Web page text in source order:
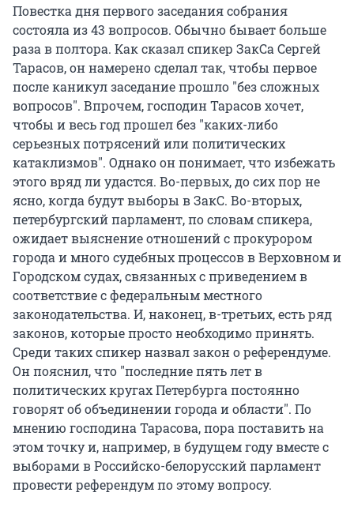
Повестка дня первого заседания собрания
состояла из 43 вопросов. Обычно бывает больше
раза в полтора. Как сказал спикер ЗакСа Сергей
Тарасов, он намерено сделал так, чтобы первое
после каникул заседание прошло "без сложных
вопросов". Впрочем, господин Тарасов хочет,
чтобы и весь год прошел без "каких-либо
серьезных потрясений или политических
катаклизмов". Однако он понимает, что избежать
этого вряд ли удастся. Во-первых, до сих пор не
ясно, когда будут выборы в ЗакС. Во-вторых,
петербургский парламент, по словам спикера,
ожидает выяснение отношений с прокурором
города и много судебных процессов в Верховном и
Городском судах, связанных с приведением в
соответствие с федеральным местного
законодательства. И, наконец, в-третьих, есть ряд
законов, которые просто необходимо принять.
Среди таких спикер назвал закон о референдуме.
Он пояснил, что "последние пять лет в
политических кругах Петербурга постоянно
говорят об объединении города и области". По
мнению господина Тарасова, пора поставить на
этом точку и, например, в будущем году вместе с
выборами в Российско-белорусский парламент
провести референдум по этому вопросу.